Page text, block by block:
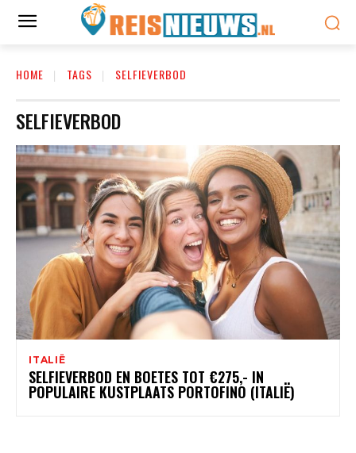
HOME TAGS SELFIEVERBOD
SELFIEVERBOD
ITALIË
SELFIEVERBOD EN BOETES TOT €275,- IN
POPULAIRE KUSTPLAATS PORTOFINO (ITALIË)